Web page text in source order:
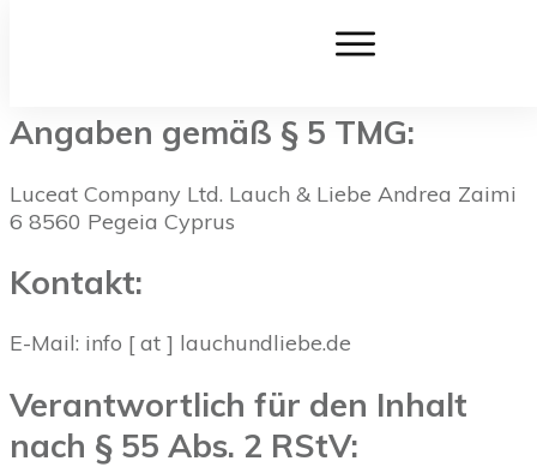
Angaben gemäß § 5 TMG:
Luceat Company Ltd. Lauch & Liebe Andrea Zaimi
6 8560 Pegeia Cyprus
Kontakt:
E-Mail: info [ at ] lauchundliebe.de
Verantwortlich für den Inhalt
nach § 55 Abs. 2 RStV: